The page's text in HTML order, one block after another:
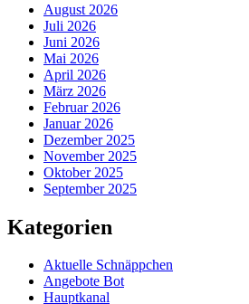
August 2026
Juli 2026
Juni 2026
Mai 2026
April 2026
März 2026
Februar 2026
Januar 2026
Dezember 2025
November 2025
Oktober 2025
September 2025
Kategorien
Aktuelle Schnäppchen
Angebote Bot
Hauptkanal